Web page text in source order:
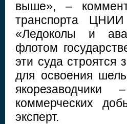
выше», –
транспорта
«Ледоколы и
флотом
эти суда строятся
для освоения
коммерческих
эксперт.